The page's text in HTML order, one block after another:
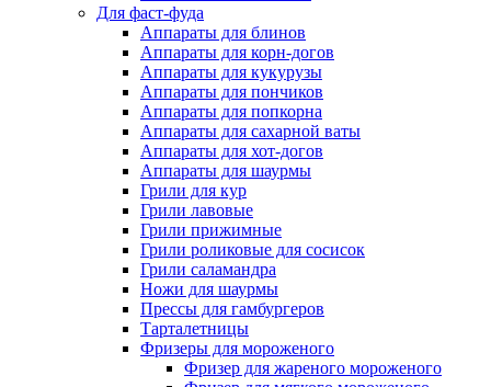
Для фаст-фуда
Аппараты для блинов
Аппараты для корн-догов
Аппараты для кукурузы
Аппараты для пончиков
Аппараты для попкорна
Аппараты для сахарной ваты
Аппараты для хот-догов
Аппараты для шаурмы
Грили для кур
Грили лавовые
Грили прижимные
Грили роликовые для сосисок
Грили саламандра
Ножи для шаурмы
Прессы для гамбургеров
Тарталетницы
Фризеры для мороженого
Фризер для жареного мороженого